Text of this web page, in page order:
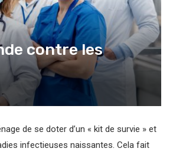
contre les
de se doter d’un « kit de survie » et
infectieuses naissantes. Cela fait